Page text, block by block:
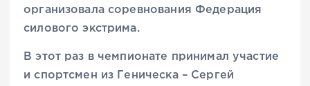
организовала соревнования Федерация
силового экстрима.
В этот раз в чемпионате принимал участие
и спортсмен из Геническа – Сергей